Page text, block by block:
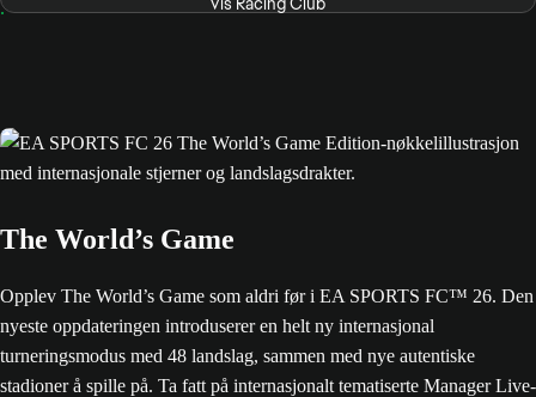
The World’s Game
Opplev The World’s Game som aldri før i EA SPORTS FC™ 26. Den
nyeste oppdateringen introduserer en helt ny internasjonal
turneringsmodus med 48 landslag, sammen med nye autentiske
stadioner å spille på. Ta fatt på internasjonalt tematiserte Manager Live-